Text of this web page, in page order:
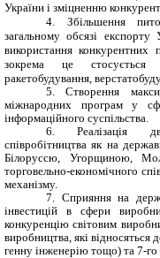
України і зміцненню
4. Збільшення
загальному обсязі
використання конкурентних
зокрема це стосується
ракетобудування,
5. Створення
міжнародних програм у
інформаційного суспільства.
6. Реалізація
співробітництва як на
Білоруссю, Угорщиною,
торговельно-економічного
механізму.
7. Сприяння на
інвестицій в сфери
конкуренцію світовим
виробництва, які відносяться
генну інженерію тощо) та 7-